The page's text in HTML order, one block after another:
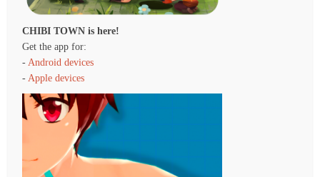
CHIBI TOWN is here!
Get the app for:
-Android devices
-Apple devices